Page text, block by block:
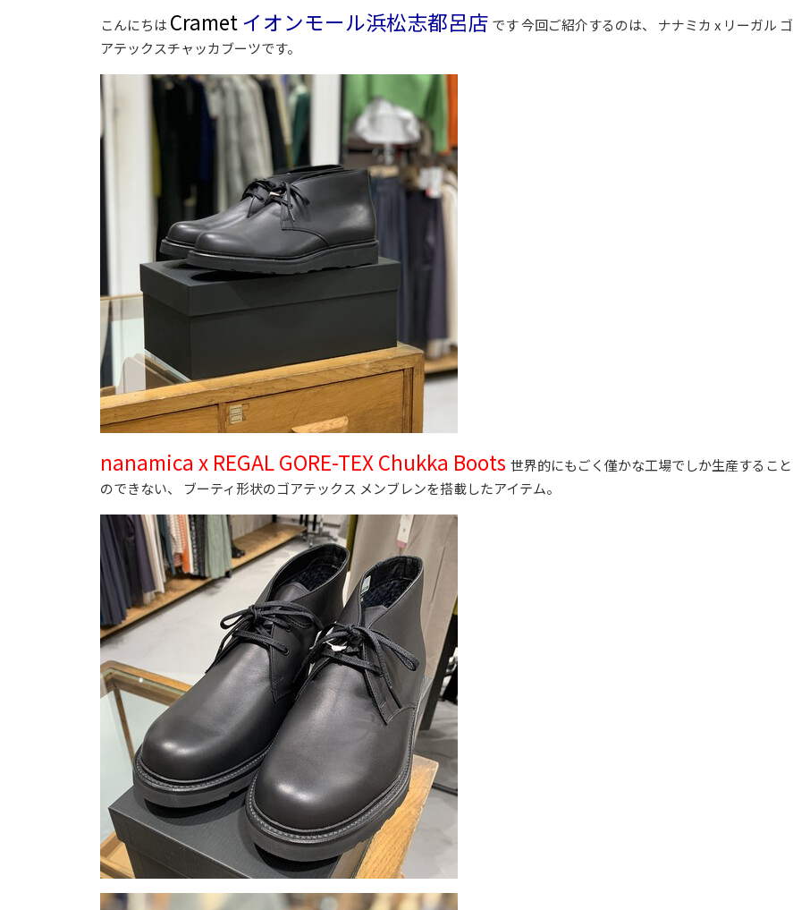
こんにちは Crametイオンモール浜松志都呂店 です 今回ご紹介するのは、 ナナミカ x リーガル ゴ
アテックスチャッカブーツです。
nanamica x REGAL GORE-TEX Chukka Boots 世界的にもごく僅かな工場でしか生産すること
のできない、 ブーティ形状のゴアテックス メンブレンを搭載したアイテム。